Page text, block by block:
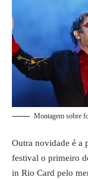
Montagem sobre
Outra novidade é a
festival o primeiro
in Rio Card pelo